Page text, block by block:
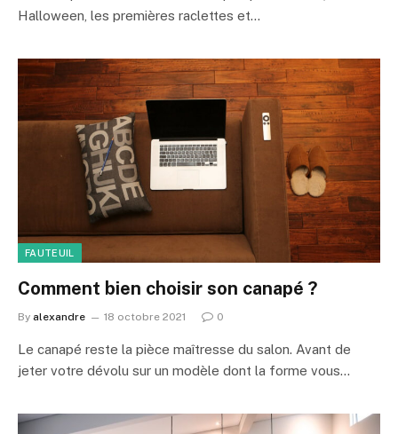
Halloween, les premières raclettes et…
FAUTEUIL
Comment bien choisir son canapé ?
By alexandre 18 octobre 2021 0
Le canapé reste la pièce maîtresse du salon. Avant de
jeter votre dévolu sur un modèle dont la forme vous…